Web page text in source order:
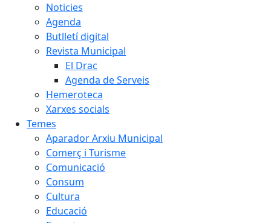
Noticies
Agenda
Butlletí digital
Revista Municipal
El Drac
Agenda de Serveis
Hemeroteca
Xarxes socials
Temes
Aparador Arxiu Municipal
Comerç i Turisme
Comunicació
Consum
Cultura
Educació